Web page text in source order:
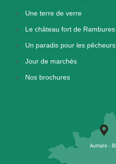
Une terre de verre
Le château fort de Rambures
Un paradis pour les pêcheurs
Jour de marchés
Nos brochures